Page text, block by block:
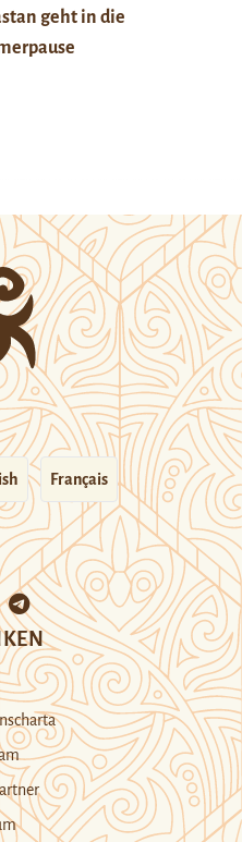
geht in die
Français